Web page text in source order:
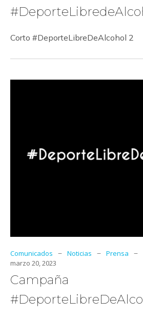
Corto #DeporteLibreDeAlcohol 2
Comunicados – Noticias – Prensa –
marzo 20, 2023
Campaña